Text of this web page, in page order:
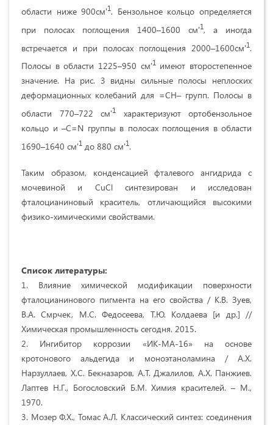
области ниже 900см'1. Бензольное кольцо определяется
при полосах поглощения 1400–1600 см'1, а иногда
встреча­ется и при полосах поглощения 2000–1600см'1.
Полосы в области 1225–950 см'1имеют второстепенное
значение. На рис. 3 видны сильные полосы неплоских
деформационных колебаний для =CH– групп. Полосы в
области 770–722 см'1
характеризуют ортобензольное
кольцо и –C=N группы в полосах поглощения в области
1690–1640 см'1 до 880 см'1.
Таким образом, конденсацией фталевого ангидрида с
мочевиной и CuCl синтезирован и исследован
фталоцианиновый краситель, отличающийся высокими
физико-химическими свойствами.
Список литературы:
1. Влияние химической модификации поверхности
фталоцианинового пигмента на его свойства / К.В. Зуев,
В.А. Смрчек, М.С. Федосеева, Т.Ю. Колдаева [и др.] //
Химическая промышленность сегодня. 2015.
2. Ингибитор коррозии «ИК-МА-16» на основе
кротонового альдегида и моноэтаноламина / А.Х.
Нарзуллаев, Х.С. Бекназаров, А.Т. Джалилов, А.Х. Панжиев.
Лаптев Н.Г., Богословский Б.М. Химия красителей. – М.,
1970.
3. Мозер Ф.Х., Томас А.Л. Классический синтез: соединения